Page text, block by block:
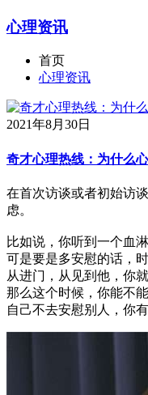
心理资讯
首页
心理资讯
2021年8月30日
奇才心理热线：为什么
在首次访谈或者初始访
虑。
比如说，你听到一个血
可是要是多安慰的话，
从进门，从见到他，你
那么这个时候，你能不
自己不去安慰别人，你